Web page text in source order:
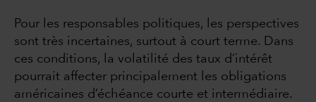
Pour les responsables politiques, les perspectives
sont très incertaines, surtout à court terme. Dans
ces conditions, la volatilité des taux d’intérêt
pourrait affecter principalement les obligations
américaines d’échéance courte et intermédiaire.